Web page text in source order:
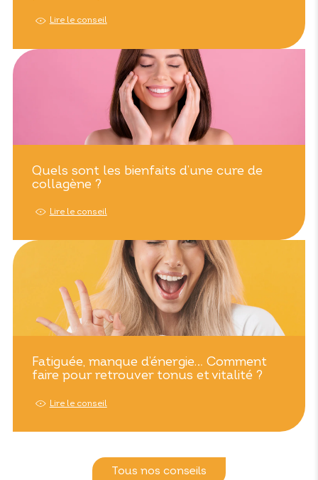
Lire le conseil
Quels sont les bienfaits d’une cure de
collagène ?
Lire le conseil
Fatiguée, manque d’énergie… Comment
faire pour retrouver tonus et vitalité ?
Lire le conseil
Tous nos conseils